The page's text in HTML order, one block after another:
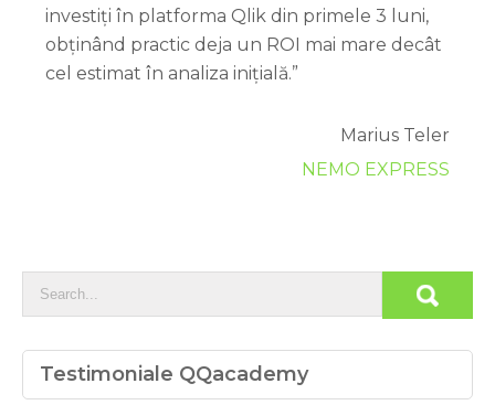
investiți în platforma Qlik din primele 3 luni,
obținând practic deja un ROI mai mare decât
cel estimat în analiza inițială.”
Marius Teler
NEMO EXPRESS
Testimoniale QQacademy